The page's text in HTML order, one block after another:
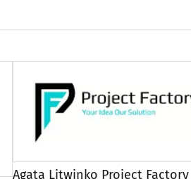
Agata Litwinko Project Factory